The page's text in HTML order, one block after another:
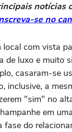
notícias
se no
local com vista
de luxo e muito
casaram-se
inclusive, a
"sim" no
em
fase do